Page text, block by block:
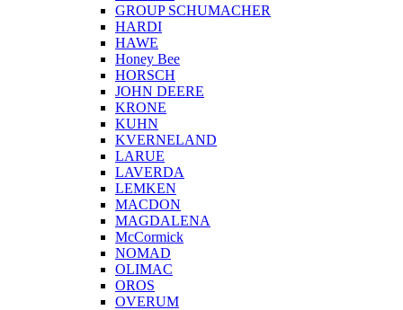
GROUP SCHUMACHER
HARDI
HAWE
Honey Bee
HORSCH
JOHN DEERE
KRONE
KUHN
KVERNELAND
LARUE
LAVERDA
LEMKEN
MACDON
MAGDALENA
McCormick
NOMAD
OLIMAC
OROS
OVERUM